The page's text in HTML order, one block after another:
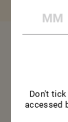
Don't
accessed